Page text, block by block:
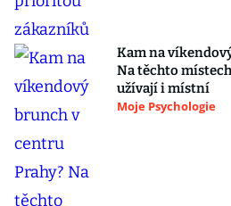
Kam na
Na těchto
užívají i místní
Moje Psychologie